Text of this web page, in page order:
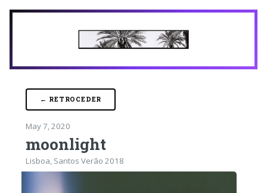
← RETROCEDER
May 7, 2020
moonlight
Lisboa, Santos Verão 2018